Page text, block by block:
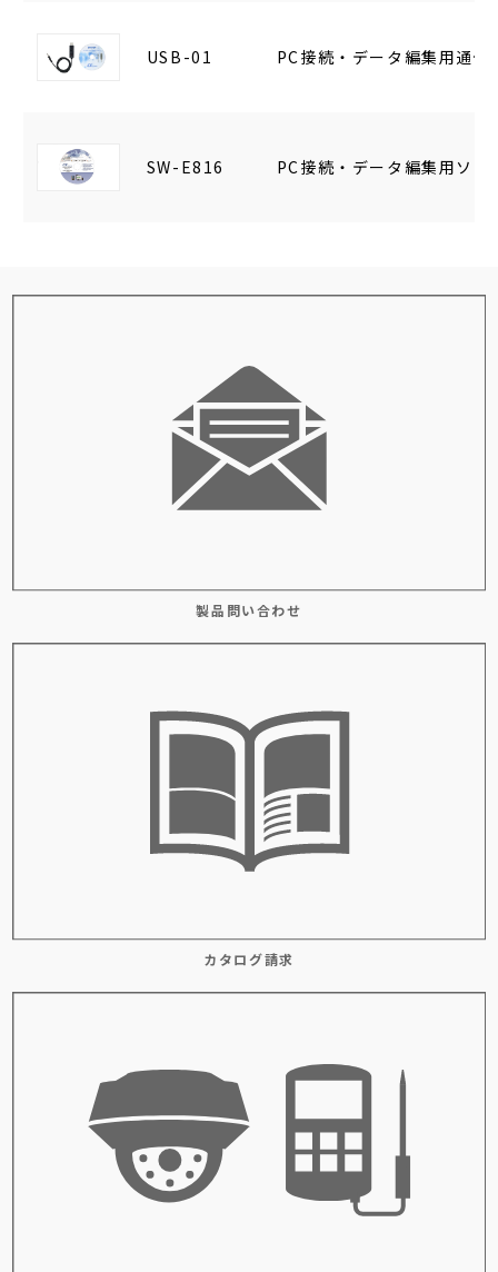
USB-01 PC接続・データ編集用通信
SW-E816 PC接続・データ編集用ソフ
製品問い合わせ
カタログ請求